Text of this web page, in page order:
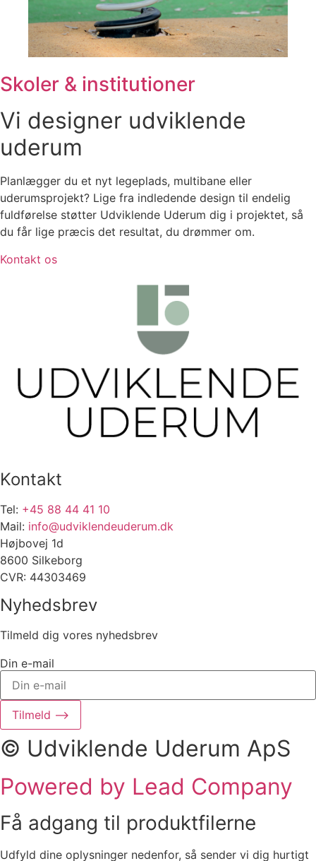
Skoler & institutioner
Vi designer udviklende
uderum
Planlægger du et nyt legeplads, multibane eller
uderumsprojekt? Lige fra indledende design til endelig
fuldførelse støtter Udviklende Uderum dig i projektet, så
du får lige præcis det resultat, du drømmer om.
Kontakt os
Kontakt
Tel: +45 88 44 41 10
Mail: info@udviklendeuderum.dk
Højbovej 1d
8600 Silkeborg
CVR: 44303469
Nyhedsbrev
Tilmeld dig vores nyhedsbrev
Din e-mail
Tilmeld ⟶
© Udviklende Uderum ApS
Powered by Lead Company
Få adgang til produktfilerne
Udfyld dine oplysninger nedenfor, så sender vi dig hurtigt